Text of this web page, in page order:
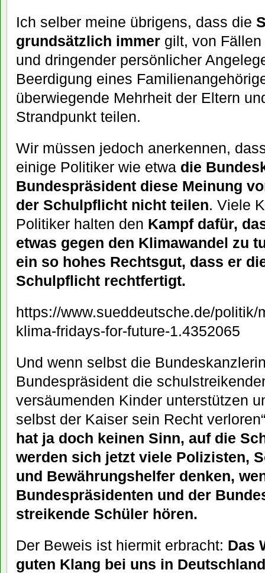
Ich selber meine übrigens, dass die
grundsätzlich immer gilt, von
und dringender persönlicher
Beerdigung eines
überwiegende Mehrheit der Eltern
Strandpunkt teilen.
Wir müssen jedoch anerkennen,
einige Politiker wie etwa die
Bundespräsident diese Meinung
der Schulpflicht nicht teilen. Viele
Politiker halten den Kampf dafür,
etwas gegen den Klimawandel zu
ein so hohes Rechtsgut, dass er
Schulpflicht rechtfertigt.
https://www.sueddeutsche.de/politik/
klima-fridays-for-future-1.4352065
Und wenn selbst die
Bundespräsident die
versäumenden Kinder unterstützen
selbst der Kaiser sein Recht
hat ja doch keinen Sinn, auf die
werden sich jetzt viele Polizisten,
und Bewährungshelfer denken,
Bundespräsidenten und der
streikende Schüler hören.
Der Beweis ist hiermit erbracht: Das
guten Klang bei uns in